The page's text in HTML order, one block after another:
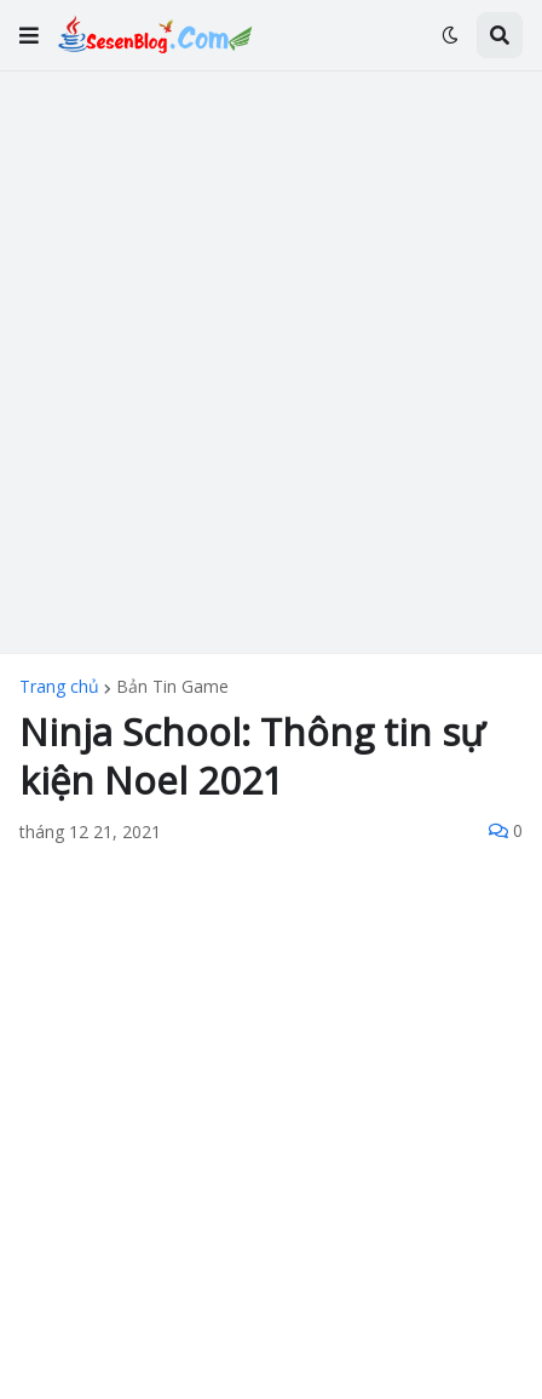
Trang chủ Bản Tin Game
Ninja School: Thông tin sự
kiện Noel 2021
tháng 12 21, 2021 0